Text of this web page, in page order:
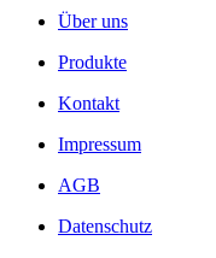
Über uns
Produkte
Kontakt
Impressum
AGB
Datenschutz